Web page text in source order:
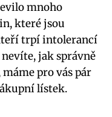
mnoho
které jsou
trpí intolerancí
jak správně
pro vás pár
lístek.